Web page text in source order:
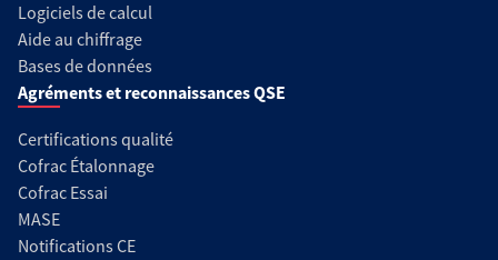
Logiciels de calcul
Aide au chiffrage
Bases de données
Agréments et reconnaissances QSE
Certifications qualité
Cofrac Étalonnage
Cofrac Essai
MASE
Notifications CE